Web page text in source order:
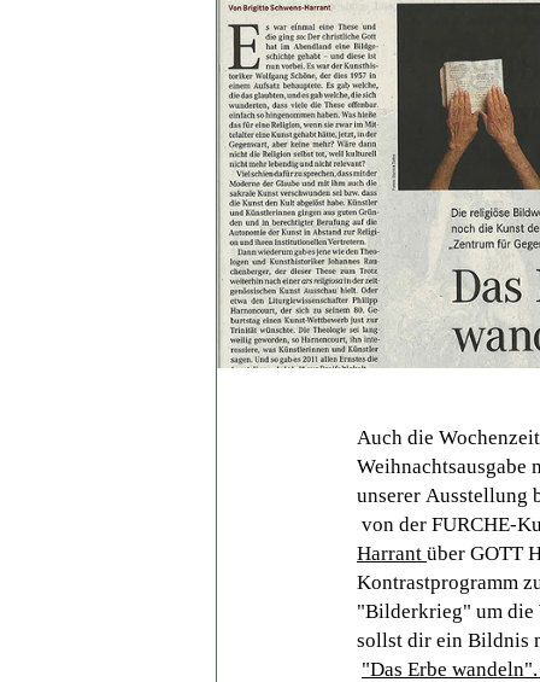
Auch die
Weihnachtsausgabe
unserer Ausstellung
von der FURCHE-
Harrant über GOTT
Kontrastprogramm
"Bilderkrieg" um die
sollst dir ein Bildnis
"Das Erbe